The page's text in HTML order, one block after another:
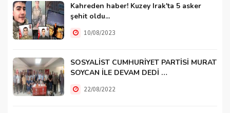
Kahreden haber! Kuzey Irak'ta 5 asker
şehit oldu...
10/08/2023
SOSYALİST CUMHURİYET PARTİSİ MURAT
SOYCAN İLE DEVAM DEDİ …
22/08/2022